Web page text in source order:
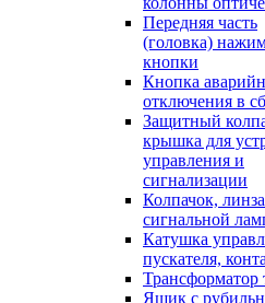
Передняя часть
(головка)
кнопки
Кнопка
отключения в
Защитный
крышка для
управления и
сигнализации
Колпачок,
сигнальной
Катушка
пускателя,
Трансформатор
Ящик с